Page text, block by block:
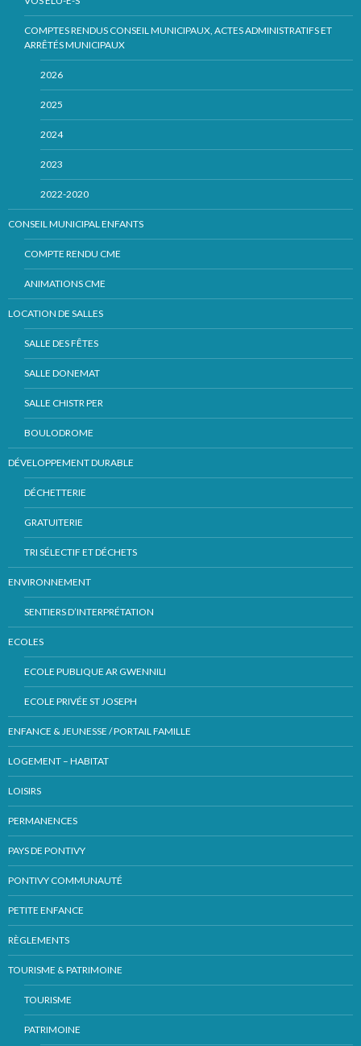
COMPTES RENDUS CONSEIL MUNICIPAUX, ACTES ADMINISTRATIFS ET
ARRÊTÉS MUNICIPAUX
2026
2025
2024
2023
2022-2020
CONSEIL MUNICIPAL ENFANTS
COMPTE RENDU CME
ANIMATIONS CME
LOCATION DE SALLES
SALLE DES FÊTES
SALLE DONEMAT
SALLE CHISTR PER
BOULODROME
DÉVELOPPEMENT DURABLE
DÉCHETTERIE
GRATUITERIE
TRI SÉLECTIF ET DÉCHETS
ENVIRONNEMENT
SENTIERS D’INTERPRÉTATION
ECOLES
ECOLE PUBLIQUE AR GWENNILI
ECOLE PRIVÉE ST JOSEPH
ENFANCE & JEUNESSE / PORTAIL FAMILLE
LOGEMENT – HABITAT
LOISIRS
PERMANENCES
PAYS DE PONTIVY
PONTIVY COMMUNAUTÉ
PETITE ENFANCE
RÈGLEMENTS
TOURISME & PATRIMOINE
TOURISME
PATRIMOINE